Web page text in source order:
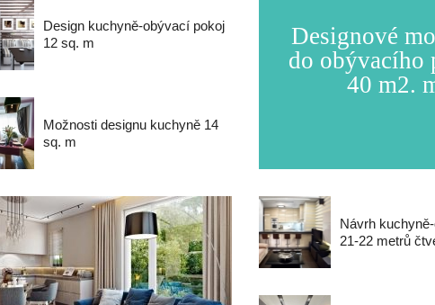
Design kuchyně-obývací pokoj
12 sq. m
Možnosti designu kuchyně 14
sq. m
Designové
do obývacího
40 m2.
Návrh
21-22 metrů